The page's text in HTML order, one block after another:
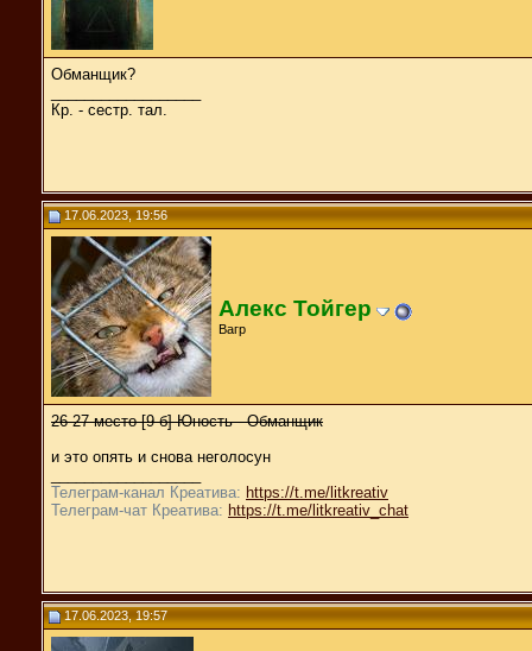
Обманщик?
Кр. - сестр. тал.
17.06.2023, 19:56
Алекс Тойгер
Вагр
26-27 место [9 б] Юность - Обманщик
и это опять и снова неголосун
Телеграм-канал Креатива: https://t.me/litkreativ
Телеграм-чат Креатива: https://t.me/litkreativ_chat
17.06.2023, 19:57